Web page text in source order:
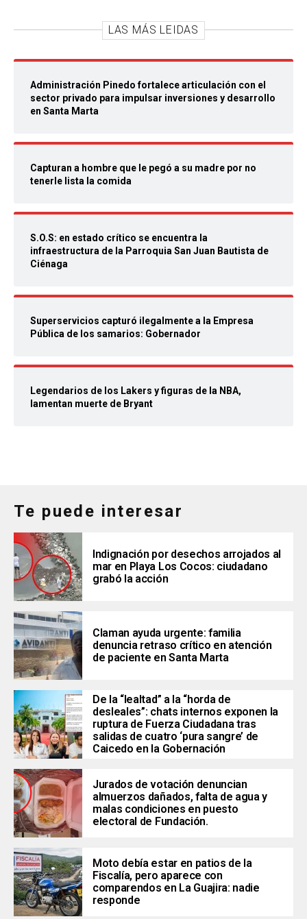
LAS MÁS LEIDAS
Administración Pinedo fortalece articulación con el
sector privado para impulsar inversiones y desarrollo
en Santa Marta
Capturan a hombre que le pegó a su madre por no
tenerle lista la comida
S.O.S: en estado crítico se encuentra la
infraestructura de la Parroquia San Juan Bautista de
Ciénaga
Superservicios capturó ilegalmente a la Empresa
Pública de los samarios: Gobernador
Legendarios de los Lakers y figuras de la NBA,
lamentan muerte de Bryant
Te puede interesar
Indignación por desechos arrojados al
mar en Playa Los Cocos: ciudadano
grabó la acción
Claman ayuda urgente: familia
denuncia retraso crítico en atención
de paciente en Santa Marta
De la “lealtad” a la “horda de
desleales”: chats internos exponen la
ruptura de Fuerza Ciudadana tras
salidas de cuatro ‘pura sangre’ de
Caicedo en la Gobernación
Jurados de votación denuncian
almuerzos dañados, falta de agua y
malas condiciones en puesto
electoral de Fundación.
Moto debía estar en patios de la
Fiscalía, pero aparece con
comparendos en La Guajira: nadie
responde